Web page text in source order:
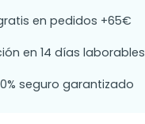
en pedidos +65€
en 14 días laborables
seguro garantizado